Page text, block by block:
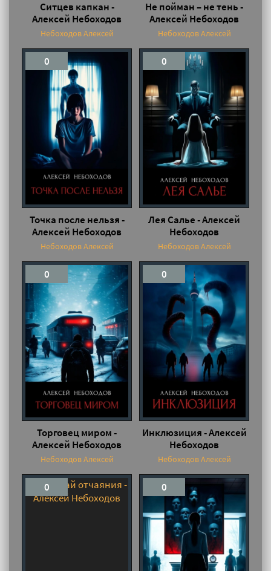
Ситцев капкан -
Алексей Небоходов
Небоходов Алексей
Не пойман – не тень -
Алексей Небоходов
Небоходов Алексей
0
Точка после нельзя -
Алексей Небоходов
Небоходов Алексей
0
Лея Салье - Алексей
Небоходов
Небоходов Алексей
0
Торговец миром -
Алексей Небоходов
Небоходов Алексей
0
Инклюзиция - Алексей
Небоходов
Небоходов Алексей
0 0